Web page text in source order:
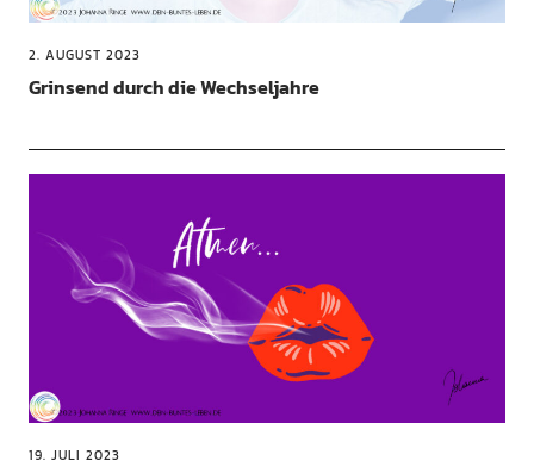
2. AUGUST 2023
Grinsend durch die Wechseljahre
19. JULI 2023